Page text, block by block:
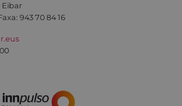
Eibar
943 70 84 16